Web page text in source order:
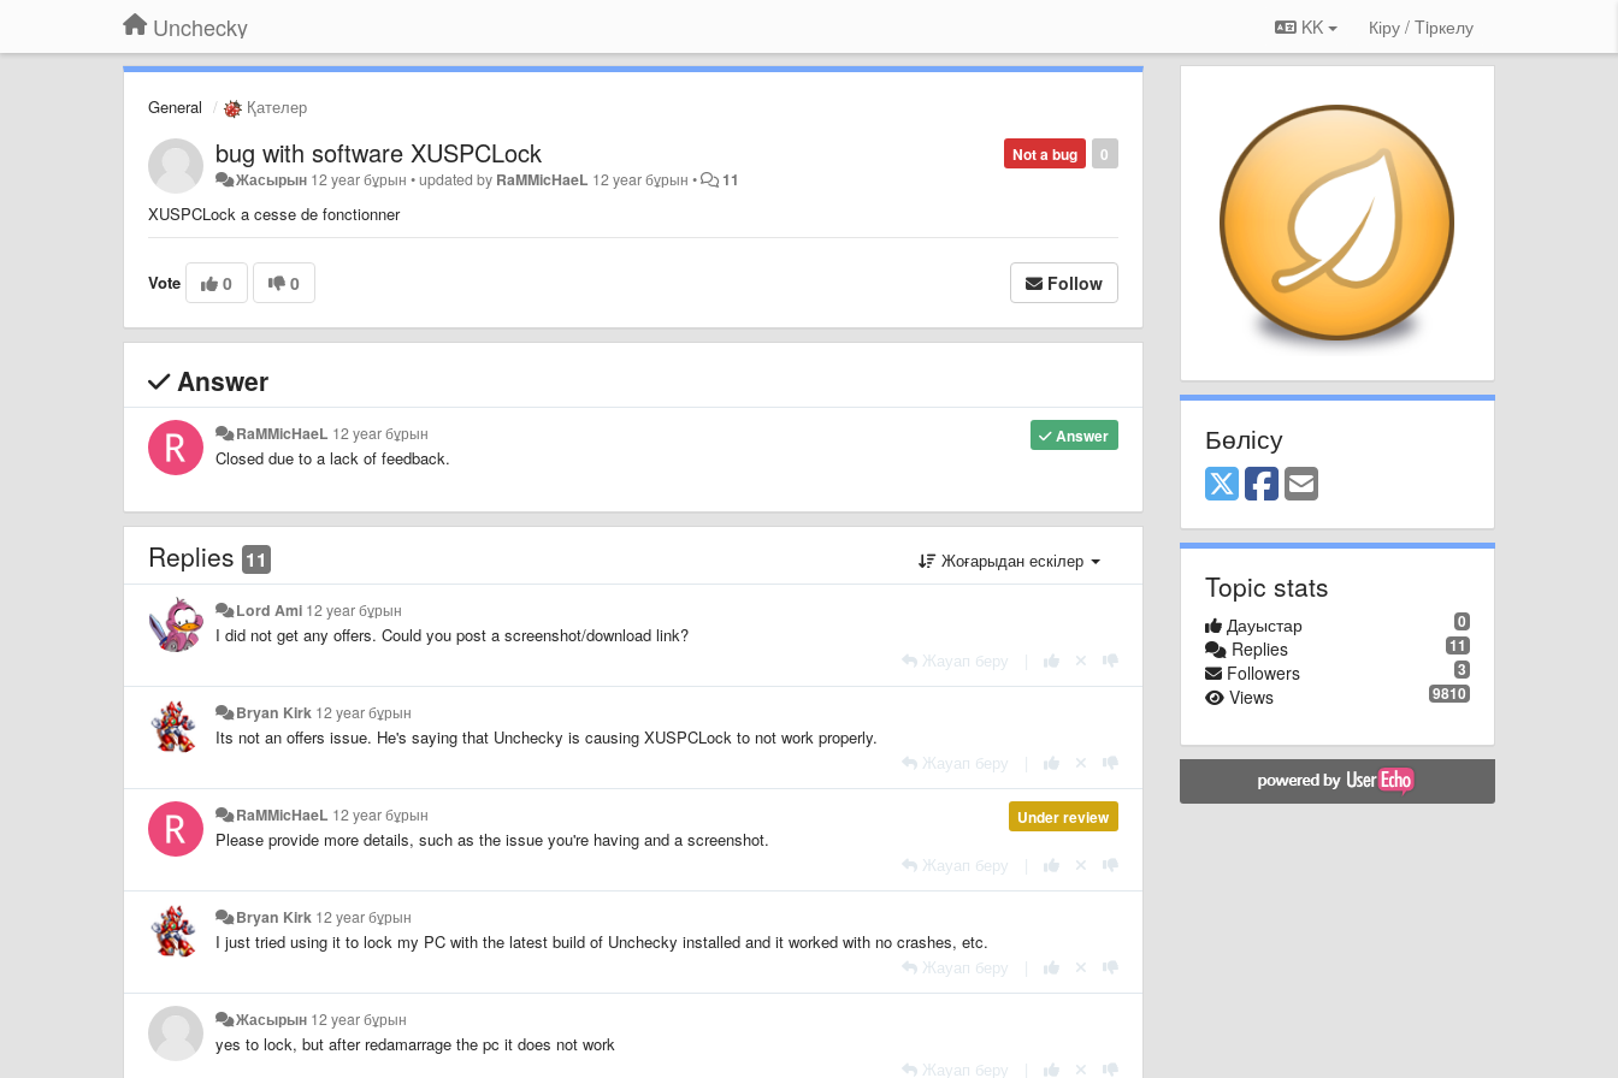
Unchecky KK Кіру / Tiркелу
General Қателер
0
Not a bug
bug with software XUSPCLock
Жасырын 12 year бұрын •updated by RaMMicHaeL 12 year бұрын • 11
XUSPCLock a cesse de fonctionner
Vote 0 0 Follow
Answer
Answer
RaMMicHaeL 12 year бұрын
Closed due to a lack of feedback.
Replies 11 Жоғарыдан ескілер
Lord Ami 12 year бұрын
I did not get any offers. Could you post a screenshot/download link?
Жауап беру
Bryan Kirk 12 year бұрын
Its not an offers issue. He's saying that Unchecky is causing XUSPCLock to not work properly.
Жауап беру
Under review
RaMMicHaeL 12 year бұрын
Please provide more details, such as the issue you're having and a screenshot.
Жауап беру
Bryan Kirk 12 year бұрын
I just tried using it to lock my PC with the latest build of Unchecky installed and it worked with no crashes, etc.
Жауап беру
Жасырын 12 year бұрын
yes to lock, but after redamarrage the pc it does not work
Жауап беру
Бөлісу
Topic stats
0
Дауыстар
11
Replies
3
Followers
9810
Views